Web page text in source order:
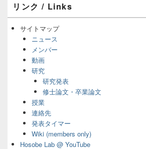
ン
サ
ア
リンク / Links
サイトマップ
ニュース
メンバー
動画
研究
研究発表
修士論文・卒業論文
授業
連絡先
発表タイマー
Wiki (members only)
Hosobe Lab @ YouTube